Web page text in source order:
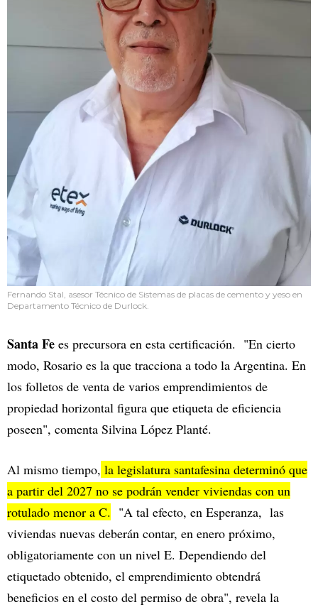
Fernando Stal, asesor Técnico de Sistemas de placas de cemento y yeso en
Departamento Técnico de Durlock.
Santa Fe es precursora en esta certificación. "En cierto
modo, Rosario es la que tracciona a todo la Argentina. En
los folletos de venta de varios emprendimientos de
propiedad horizontal figura que etiqueta de eficiencia
poseen", comenta Silvina López Planté.
Al mismo tiempo, la legislatura santafesina determinó que
a partir del 2027 no se podrán vender viviendas con un
rotulado menor a C. "A tal efecto, en Esperanza, las
viviendas nuevas deberán contar, en enero próximo,
obligatoriamente con un nivel E. Dependiendo del
etiquetado obtenido, el emprendimiento obtendrá
beneficios en el costo del permiso de obra", revela la